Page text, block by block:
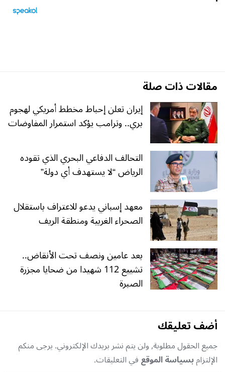
مقالات ذات صلة
إيران تعلن إحباط مخطط أمريكي لهجوم
بري.. وترامب يؤكد استمرار المفاوضات
التحالف الدفاعي البحري الذي تقوده
الرياض “لا يستهدف أي دولة”
معهد إسباني يدعو للاعتراف باستقلال
الصحراء الغربية ومنطقة الريف
بعد عامين ونصف تحت الأنقاض..
تشييع 112 شهيدا من ضحايا مجزرة
الصبرة
أضف تعليقك
جميع الحقول مطلوبة, ولن يتم نشر بريدك الإلكتروني. يرجى منكم
الإلتزامبسياسة الموقعفي التعليقات.